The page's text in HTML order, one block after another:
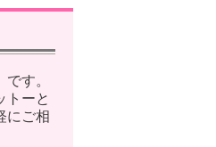
す。
トーと
にご相